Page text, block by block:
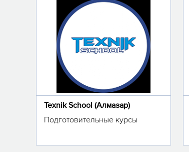
Texnik School (Алмазар)
Подготовительные курсы